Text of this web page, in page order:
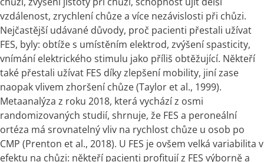
vzdálenost, zrychlení chůze a více nezávislosti při chůzi.
Nejčastější udávané důvody, proč pacienti přestali užívat
FES, byly: obtíže s umístěním elektrod, zvýšení spasticity,
vnímání elektrického stimulu jako příliš obtěžující. Někteří
také přestali užívat FES díky zlepšení mobility, jiní zase
naopak vlivem zhoršení chůze (Taylor et al., 1999).
Metaanalýza z roku 2018, která vychází z osmi
randomizovaných studií, shrnuje, že FES a peroneální
ortéza má srovnatelný vliv na rychlost chůze u osob po
CMP (Prenton et al., 2018). U FES je ovšem velká variabilita v
efektu na chůzi: někteří pacienti profitují z FES výborně a